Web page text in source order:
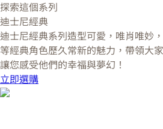
探索這個系列
迪士尼經典
迪士尼經典系列造型可愛，唯肖唯妙
等經典角色歷久常新的魅力，帶領大
讓您感受他們的幸福與夢幻！
立即選購